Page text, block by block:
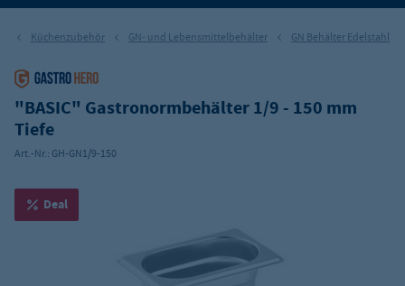
Küchenzubehör GN- und Lebensmittelbehälter GN Behälter Edelstahl
"BASIC" Gastronormbehälter 1/9 - 150 mm
Tiefe
Art.-Nr.: GH-GN1/9-150
Deal